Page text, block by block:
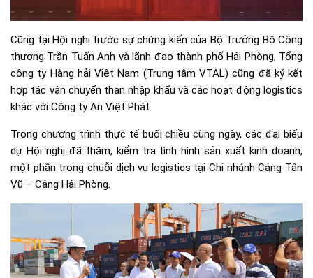
Cũng tại Hội nghị trước sự chứng kiến của Bộ Trưởng Bộ Công
thương Trần Tuấn Anh và lãnh đạo thành phố Hải Phòng, Tổng
công ty Hàng hải Việt Nam (Trung tâm VTAL) cũng đã ký kết
hợp tác vận chuyển than nhập khẩu và các hoạt động logistics
khác với Công ty An Việt Phát.
Trong chương trình thực tế buổi chiều cùng ngày, các đại biểu
dự Hội nghị đã thăm, kiểm tra tình hình sản xuất kinh doanh,
một phần trong chuỗi dịch vụ logistics tại Chi nhánh Cảng Tân
Vũ – Cảng Hải Phòng.